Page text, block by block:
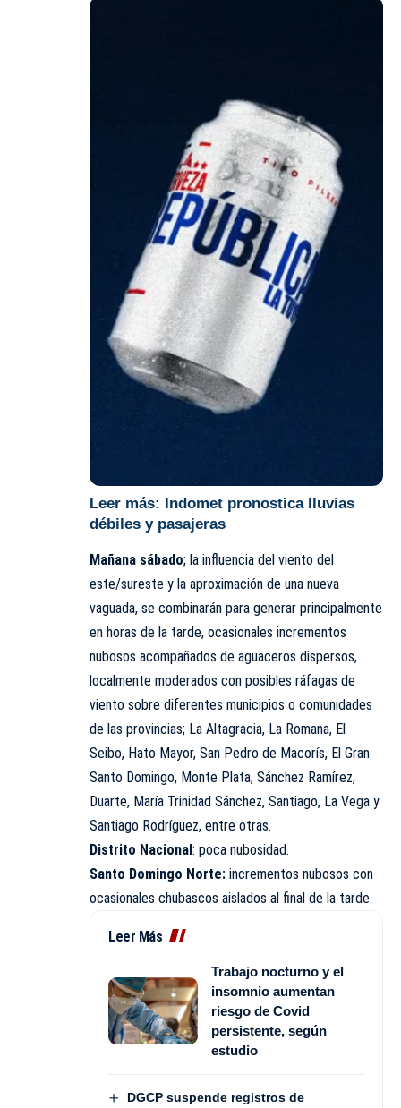
Leer más: Indomet pronostica lluvias
débiles y pasajeras
Mañana sábado; la influencia del viento del
este/sureste y la aproximación de una nueva
vaguada, se combinarán para generar principalmente
en horas de la tarde, ocasionales incrementos
nubosos acompañados de aguaceros dispersos,
localmente moderados con posibles ráfagas de
viento sobre diferentes municipios o comunidades
de las provincias; La Altagracia, La Romana, El
Seibo, Hato Mayor, San Pedro de Macorís, El Gran
Santo Domingo, Monte Plata, Sánchez Ramírez,
Duarte, María Trinidad Sánchez, Santiago, La Vega y
Santiago Rodríguez, entre otras.
Distrito Nacional: poca nubosidad.
Santo Domingo Norte: incrementos nubosos con
ocasionales chubascos aislados al final de la tarde.
Leer Más
Trabajo nocturno y el
insomnio aumentan
riesgo de Covid
persistente, según
estudio
DGCP suspende registros de